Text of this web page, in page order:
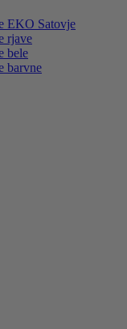
EKO Satovje
rjave
bele
barvne